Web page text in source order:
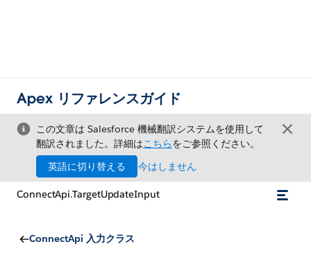
Apex リファレンスガイド
この文章は Salesforce 機械翻訳システムを使用して
翻訳されました。詳細はこちらをご参照ください。
英語に切り替える
今はしません
ConnectApi.TargetUpdateInput
ConnectApi 入力クラス